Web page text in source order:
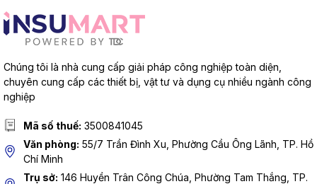
Chúng tôi là nhà cung cấp giải pháp công nghiệp toàn diện,
chuyên cung cấp các thiết bị, vật tư và dụng cụ nhiều ngành công
nghiệp
Mã số thuế: 3500841045
Văn phòng: 55/7 Trần Đình Xu, Phường Cầu Ông Lãnh, TP. Hồ
Chí Minh
Trụ sở: 146 Huyền Trân Công Chúa, Phường Tam Thắng, TP.